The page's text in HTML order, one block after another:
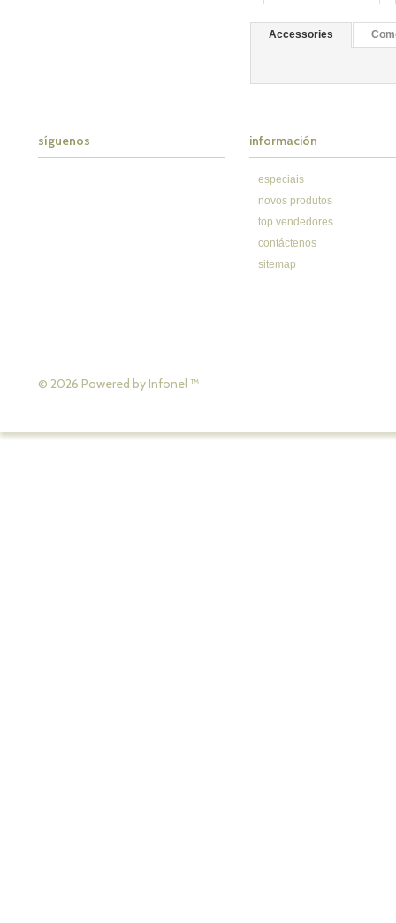
Accessories
síguenos información
especiais
novos produtos
top vendedores
contáctenos
sitemap
© 2026 Powered byInfonel™